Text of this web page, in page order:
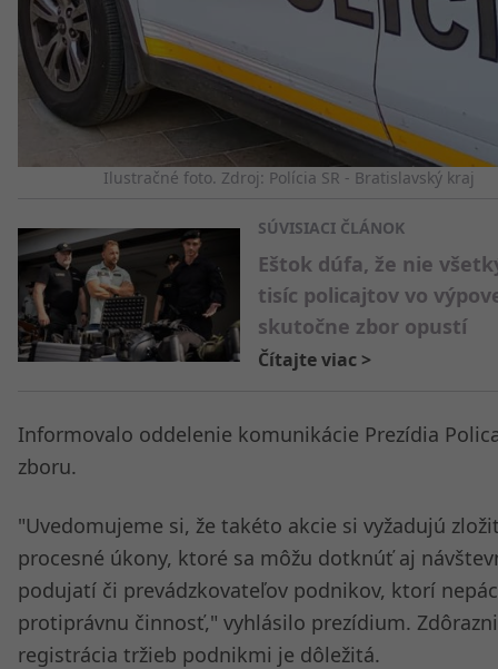
Ilustračné foto. Zdroj: Polícia SR - Bratislavský kraj
SÚVISIACI ČLÁNOK
Eštok dúfa, že nie
tisíc policajtov vo
skutočne zbor opustí
Čítajte viac >
Informovalo oddelenie komunikácie Prezídia
zboru.
"Uvedomujeme si, že takéto akcie si vyžadujú
procesné úkony, ktoré sa môžu dotknúť aj
podujatí či prevádzkovateľov podnikov, ktorí
protiprávnu činnosť," vyhlásilo prezídium.
registrácia tržieb podnikmi je dôležitá.